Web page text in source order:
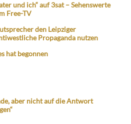
und ich“ auf 3sat – Sehenswerte
Free-TV
den Leipziger
Propaganda nutzen
hat begonnen
aber nicht auf die Antwort